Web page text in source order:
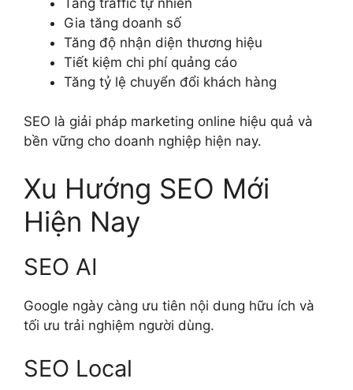
Gia tăng doanh số
Tăng độ nhận diện thương hiệu
Tiết kiệm chi phí quảng cáo
Tăng tỷ lệ chuyển đổi khách hàng
SEO là giải pháp marketing online hiệu quả và
bền vững cho doanh nghiệp hiện nay.
Xu Hướng SEO Mới
Hiện Nay
SEO AI
Google ngày càng ưu tiên nội dung hữu ích và
tối ưu trải nghiệm người dùng.
SEO Local